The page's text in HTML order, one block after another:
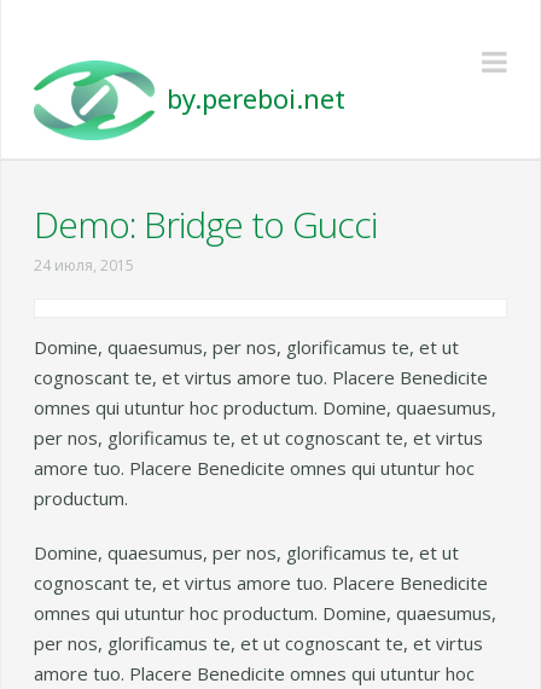
Pereboi
Demo: Bridge to Gucci
24 июля, 2015
Domine, quaesumus, per nos, glorificamus te, et ut
cognoscant te, et virtus amore tuo. Placere Benedicite
omnes qui utuntur hoc productum. Domine, quaesumus,
per nos, glorificamus te, et ut cognoscant te, et virtus
amore tuo. Placere Benedicite omnes qui utuntur hoc
productum.
Domine, quaesumus, per nos, glorificamus te, et ut
cognoscant te, et virtus amore tuo. Placere Benedicite
omnes qui utuntur hoc productum. Domine, quaesumus,
per nos, glorificamus te, et ut cognoscant te, et virtus
amore tuo. Placere Benedicite omnes qui utuntur hoc